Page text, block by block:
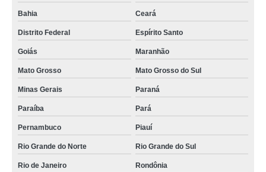
Bahia Ceará
Distrito Federal Espírito Santo
Goiás Maranhão
Mato Grosso Mato Grosso do Sul
Minas Gerais Paraná
Paraíba Pará
Pernambuco Piauí
Rio Grande do Norte Rio Grande do Sul
Rio de Janeiro Rondônia